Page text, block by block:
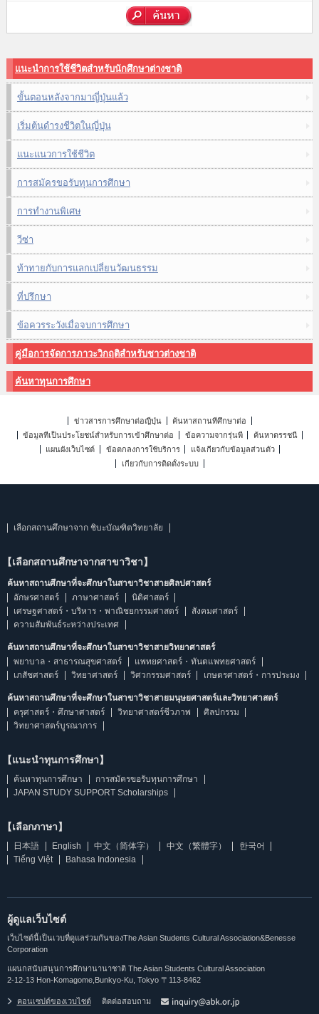
แนะนำการใช้ชีวิตสำหรับนักศึกษาต่างชาติ
ขั้นตอนหลังจากมาญี่ปุ่นแล้ว
เริ่มต้นดำรงชีวิตในญี่ปุ่น
แนะแนวการใช้ชีวิต
การสมัครขอรับทุนการศึกษา
การทำงานพิเศษ
วีซ่า
ท้าทายกับการแลกเปลี่ยนวัฒนธรรม
ที่ปรึกษา
ข้อควรระวังเมื่อจบการศึกษา
คู่มือการจัดการภาวะวิกฤติสำหรับชาวต่างชาติ
ค้นหาทุนการศึกษา
ข่าวสารการศึกษาต่อญี่ปุ่น
ค้นหาสถานที่ศึกษาต่อ
ข้อมูลที่เป็นประโยชน์สำหรับการเข้าศึกษาต่อ
ข้อความจากรุ่นพี่
ค้นหาดรรชนี
แผนผังเว็บไซต์
ข้อตกลงการใช้บริการ
แจ้งเกี่ยวกับข้อมูลส่วนตัว
เกี่ยวกับการติดตั้งระบบ
เลือกสถานศึกษาจาก ชิบะบัณฑิตวิทยาลัย
【เลือกสถานศึกษาจากสาขาวิชา】
ค้นหาสถานศึกษาที่จะศึกษาในสาขาวิชาสายศิลปศาสตร์
อักษรศาสตร์
ภาษาศาสตร์
นิติศาสตร์
เศรษฐศาสตร์・บริหาร・พาณิชยกรรมศาสตร์
สังคมศาสตร์
ความสัมพันธ์ระหว่างประเทศ
ค้นหาสถานศึกษาที่จะศึกษาในสาขาวิชาสายวิทยาศาสตร์
พยาบาล・สาธารณสุขศาสตร์
แพทยศาสตร์・ทันตแพทยศาสตร์
เภสัชศาสตร์
วิทยาศาสตร์ วิศวกรรมศาสตร์ เกษตรศาสตร์・การประมง
ค้นหาสถานศึกษาที่จะศึกษาในสาขาวิชาสายมนุษยศาสตร์และวิทยาศาสตร์
ครุศาสตร์・ศึกษาศาสตร์
วิทยาศาสตร์ชีวภาพ
ศิลปกรรม
วิทยาศาสตร์บูรณาการ
【แนะนำทุนการศึกษา】
ค้นหาทุนการศึกษา
การสมัครขอรับทุนการศึกษา
JAPAN STUDY SUPPORT Scholarships
【เลือกภาษา】
日本語 English 中文（简体字） 中文（繁體字）
한국어
Tiếng Việt
Bahasa Indonesia
ผู้ดูแลเว็บไซต์
เว็บไซต์นี้เป็นเวบที่ดูแลร่วมกันของThe Asian Students Cultural Association&Benesse
Corporation
แผนกสนับสนุนการศึกษานานาชาติ The Asian Students Cultural Association
2-12-13 Hon-Komagome,Bunkyo-Ku, Tokyo 〒113-8462
คอนเซปต์ของเวบไซต์ ติดต่อสอบถาม